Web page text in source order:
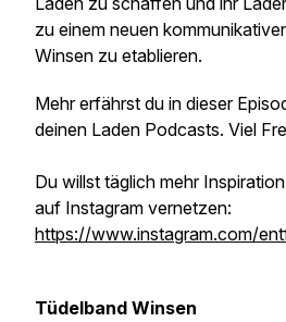
zu einem neuen
Winsen zu etablieren.
Mehr erfährst du in dieser
deinen Laden Podcasts. Viel
Du willst täglich mehr
auf Instagram vernetzen:
https://www.instagram.com/
Tüdelband Winsen